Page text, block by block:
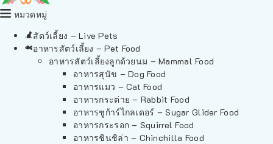
หมวดหมู่
สัตว์เลี้ยง – Live Pets
อาหารสัตว์เลี้ยง – Pet Food
อาหารสัตว์เลี้ยงลูกด้วยนม – Mammal Food
อาหารสุนัข – Dog Food
อาหารแมว – Cat Food
อาหารกระต่าย – Rabbit Food
อาหารชูก้าร์ไกลเดอร์ – Sugar Glider Food
อาหารกระรอก – Squirrel Food
อาหารชินชิล่า – Chinchilla Food